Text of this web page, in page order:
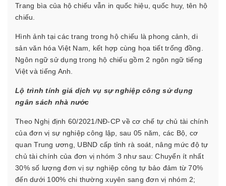
Trang bìa của hộ chiếu vẫn in quốc hiệu, quốc huy, tên hộ
chiếu.
Hình ảnh tại các trang trong hộ chiếu là phong cảnh, di
sản văn hóa Việt Nam, kết hợp cùng họa tiết trống đồng.
Ngôn ngữ sử dụng trong hộ chiếu gồm 2 ngôn ngữ tiếng
Việt và tiếng Anh.
Lộ trình tính giá dịch vụ sự nghiệp công sử dụng
ngân sách nhà nước
Theo Nghị định 60/2021/NĐ-CP về cơ chế tự chủ tài chính
của đơn vị sự nghiệp công lập, sau 05 năm, các Bộ, cơ
quan Trung ương, UBND cấp tỉnh rà soát, nâng mức độ tự
chủ tài chính của đơn vị nhóm 3 như sau: Chuyển ít nhất
30% số lượng đơn vị sự nghiệp công tự bảo đảm từ 70%
đến dưới 100% chi thường xuyên sang đơn vị nhóm 2;